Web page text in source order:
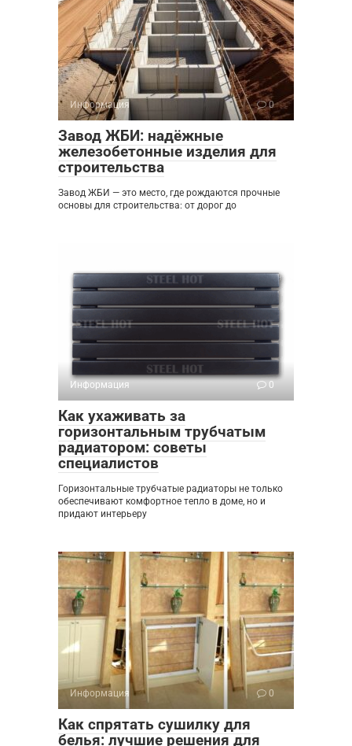
Информация 0
Завод ЖБИ: надёжные
железобетонные изделия для
строительства
Завод ЖБИ — это место, где рождаются прочные
основы для строительства: от дорог до
Информация 0
Как ухаживать за
горизонтальным трубчатым
радиатором: советы
специалистов
Горизонтальные трубчатые радиаторы не только
обеспечивают комфортное тепло в доме, но и
придают интерьеру
Информация 0
Как спрятать сушилку для
белья: лучшие решения для